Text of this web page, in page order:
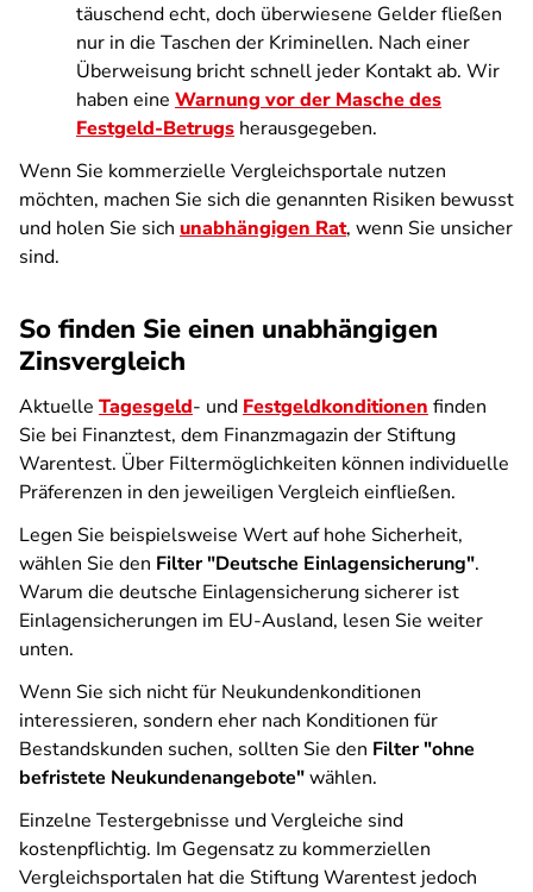
täuschend echt, doch überwiesene Gelder fließen
nur in die Taschen der Kriminellen. Nach einer
Überweisung bricht schnell jeder Kontakt ab. Wir
haben eine Warnung vor der Masche des
Festgeld-Betrugs herausgegeben.
Wenn Sie kommerzielle Vergleichsportale nutzen
möchten, machen Sie sich die genannten Risiken bewusst
und holen Sie sich unabhängigen Rat, wenn Sie unsicher
sind.
So finden Sie einen unabhängigen
Zinsvergleich
Aktuelle Tagesgeld- und Festgeldkonditionen finden
Sie bei Finanztest, dem Finanzmagazin der Stiftung
Warentest. Über Filtermöglichkeiten können individuelle
Präferenzen in den jeweiligen Vergleich einfließen.
Legen Sie beispielsweise Wert auf hohe Sicherheit,
wählen Sie den Filter "Deutsche Einlagensicherung".
Warum die deutsche Einlagensicherung sicherer ist
Einlagensicherungen im EU-Ausland, lesen Sie weiter
unten.
Wenn Sie sich nicht für Neukundenkonditionen
interessieren, sondern eher nach Konditionen für
Bestandskunden suchen, sollten Sie den Filter "ohne
befristete Neukundenangebote"wählen.
Einzelne Testergebnisse und Vergleiche sind
kostenpflichtig. Im Gegensatz zu kommerziellen
Vergleichsportalen hat die Stiftung Warentest jedoch